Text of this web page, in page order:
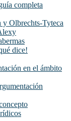
completa
y Olbrechts-Tyteca
dice!
en el ámbito